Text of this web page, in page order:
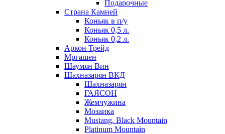
Подарочные
Страна Камней
Коньяк в п/у
Коньяк 0,5 л.
Коньяк 0,2 л.
Аркон Трейд
Мргашен
Шаумян Вин
Шахназарян ВКД
Шахназарян
ГАЯСОН
Жемчужина
Мозаика
Mustang. Black Mountain
Platinum Mountain